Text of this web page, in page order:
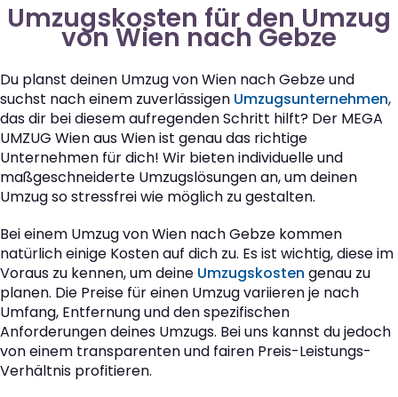
Umzugskosten für den Umzug
von Wien nach Gebze
Du planst deinen Umzug von Wien nach Gebze und
suchst nach einem zuverlässigen Umzugsunternehmen,
das dir bei diesem aufregenden Schritt hilft? Der MEGA
UMZUG Wien aus Wien ist genau das richtige
Unternehmen für dich! Wir bieten individuelle und
maßgeschneiderte Umzugslösungen an, um deinen
Umzug so stressfrei wie möglich zu gestalten.
Bei einem Umzug von Wien nach Gebze kommen
natürlich einige Kosten auf dich zu. Es ist wichtig, diese im
Voraus zu kennen, um deine Umzugskosten genau zu
planen. Die Preise für einen Umzug variieren je nach
Umfang, Entfernung und den spezifischen
Anforderungen deines Umzugs. Bei uns kannst du jedoch
von einem transparenten und fairen Preis-Leistungs-
Verhältnis profitieren.